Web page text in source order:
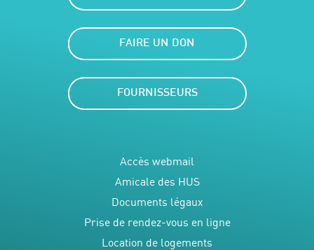
FAIRE UN DON
FOURNISSEURS
Accès webmail
Amicale des HUS
Documents légaux
Prise de rendez-vous en ligne
Location de logements